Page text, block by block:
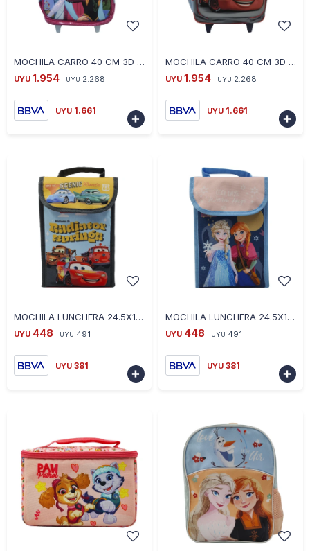
MOCHILA CARRO 40 CM 3D TAFETA C/BRILLO FROZEN VIO
UYU 1.954 UYU 2.268
UYU 1.661

MOCHILA CARRO 40 CM 3D TAFETA CARS GRIS
UYU 1.954 UYU 2.268
UYU 1.661

MOCHILA LUNCHERA 24.5X17.5X12 CARS RADIATOR ROJO
UYU 448 UYU 491
UYU 381

MOCHILA LUNCHERA 24.5X17.5X12 FROZEN PETROLEO
UYU 448 UYU 491
UYU 381
